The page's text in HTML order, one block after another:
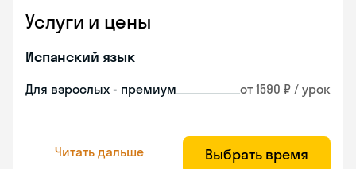
Услуги и цены
Испанский язык
Для взрослых - премиум от 1590 ₽ / урок
Читать дальше Выбрать время